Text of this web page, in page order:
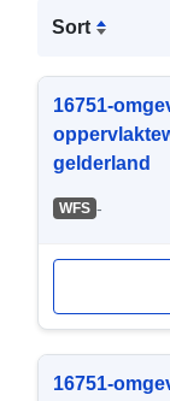
Sort
16751-
gelderland
WFS -
16751-